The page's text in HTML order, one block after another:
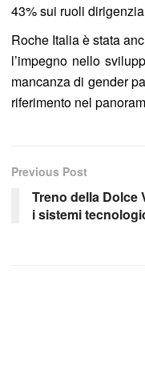
43% sui ruoli
Roche Italia è stata
l’impegno nello
mancanza di gender
riferimento nel
Previous Post
Treno della Dolce
i sistemi